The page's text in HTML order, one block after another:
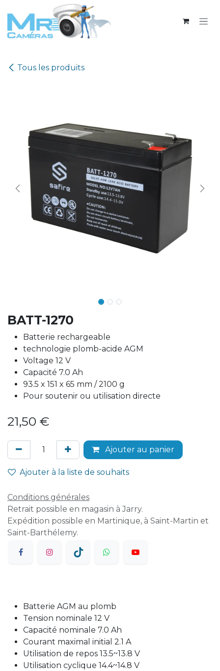
Se rendre au contenu
Tous les produits
BATT-1270
Batterie rechargeable
technologie plomb-acide AGM
Voltage 12 V
Capacité 7.0 Ah
93.5 x 151 x 65 mm / 2100 g
Pour soutenir ou utilisation directe
21,50 €
Ajouter au panier
Ajouter à la liste de souhaits
Conditions générales
Retrait possible en magasin à Jarry.
Expédition possible en Martinique, à Saint-Martin et
Saint-Barthélemy.
Batterie AGM au plomb
Tension nominale 12 V
Capacité nominale 7.0 Ah
Courant maximal initial 2.1 A
Utilisation de repos 13.5~13.8 V
Utilisation cyclique 14.4~14.8 V